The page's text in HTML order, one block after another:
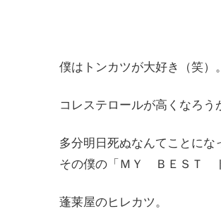
僕はトンカツが大好き（笑）。
コレステロールが高くなろう
多分明日死ぬなんてことにな
その僕の「ＭＹ ＢＥＳＴ
蓬莱屋のヒレカツ。